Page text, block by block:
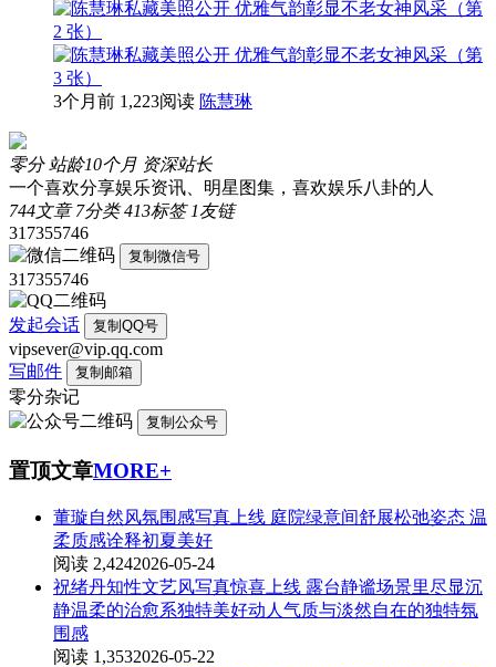
3个月前 1,223阅读 陈慧琳
零分 站龄10个月 资深站长
一个喜欢分享娱乐资讯、明星图集，喜欢娱乐八卦的人
744文章 7分类 413标签 1友链
317355746
复制微信号
317355746
发起会话 复制QQ号
vipsever@vip.qq.com
写邮件
复制邮箱
零分杂记
复制公众号
置顶文章MORE+
董璇自然风氛围感写真上线 庭院绿意间舒展松弛姿态 温
柔质感诠释初夏美好
阅读 2,4242026-05-24
祝绪丹知性文艺风写真惊喜上线 露台静谧场景里尽显沉
静温柔的治愈系独特美好动人气质与淡然自在的独特氛
围感
阅读 1,3532026-05-22